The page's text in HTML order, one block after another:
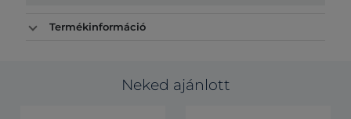
Termékinformáció
Neked ajánlott